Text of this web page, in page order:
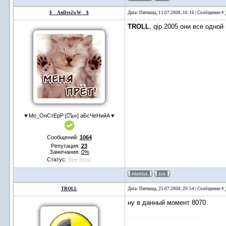
$__AnDre2wW__$ Дата: Пятница, 11.07.2008, 16:16 | Сообщение #
▼Мо_ОнСтЕрР [๏͡๖๏] аБсЧеНийА▼
Сообщений: 1064
Репутация: 23
Замечания: 0%
Статус: Вне игры
TROLL, qip 2005 они все одной
TROLL Дата: Пятница, 25.07.2008, 20:54 | Сообщение #
ну в данный момент 8070